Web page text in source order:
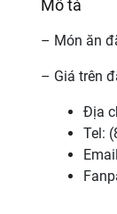
Mô tả
– Món ăn
– Giá trên
Địa
Tel: